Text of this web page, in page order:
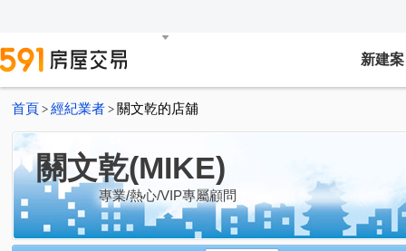
新建案
首頁 > 經紀業者 > 關文乾的店舖
關文乾(MIKE)
專業/熱心/VIP專屬顧問